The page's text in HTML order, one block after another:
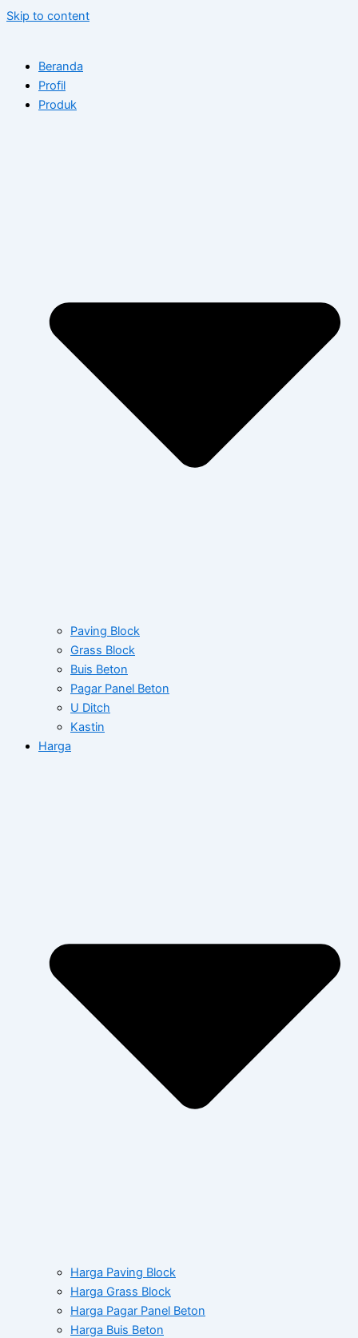
Skip to content
Beranda
Profil
Produk
Paving Block
Grass Block
Buis Beton
Pagar Panel Beton
U Ditch
Kastin
Harga
Harga Paving Block
Harga Grass Block
Harga Pagar Panel Beton
Harga Buis Beton